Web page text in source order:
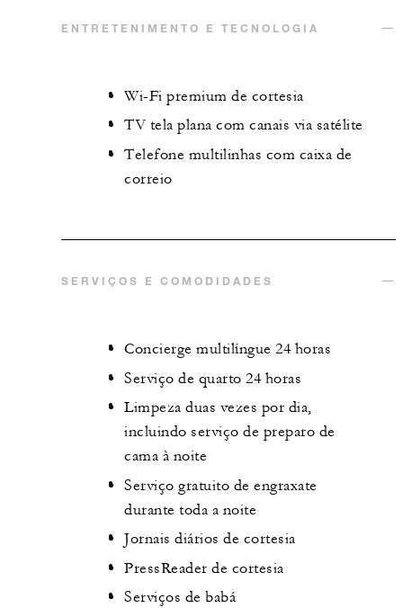
ENTRETENIMENTO E TECNOLOGIA
Wi-Fi premium de cortesia
TV tela plana com canais via satélite
Telefone multilinhas com caixa de
correio
SERVIÇOS E COMODIDADES
Concierge multilíngue 24 horas
Serviço de quarto 24 horas
Limpeza duas vezes por dia,
incluindo serviço de preparo de
cama à noite
Serviço gratuito de engraxate
durante toda a noite
Jornais diários de cortesia
PressReader de cortesia
Serviços de babá